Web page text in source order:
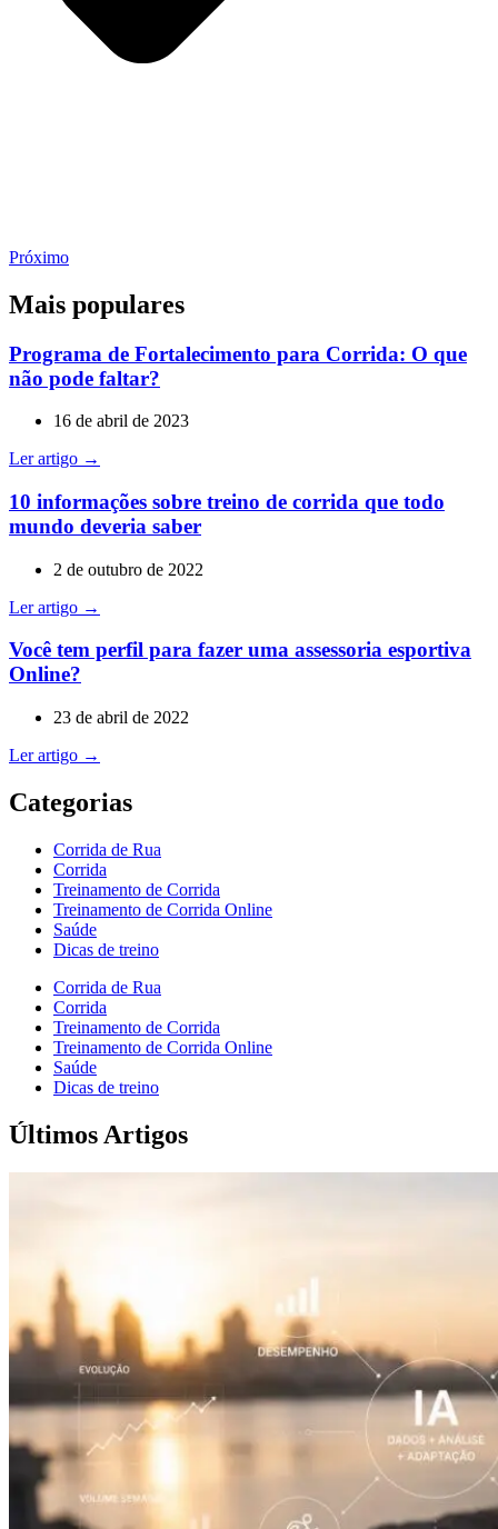
Próximo
Mais populares
Programa de Fortalecimento para Corrida: O que
não pode faltar?
16 de abril de 2023
Ler artigo →
10 informações sobre treino de corrida que todo
mundo deveria saber
2 de outubro de 2022
Ler artigo →
Você tem perfil para fazer uma assessoria esportiva
Online?
23 de abril de 2022
Ler artigo →
Categorias
Corrida de Rua
Corrida
Treinamento de Corrida
Treinamento de Corrida Online
Saúde
Dicas de treino
Corrida de Rua
Corrida
Treinamento de Corrida
Treinamento de Corrida Online
Saúde
Dicas de treino
Últimos Artigos